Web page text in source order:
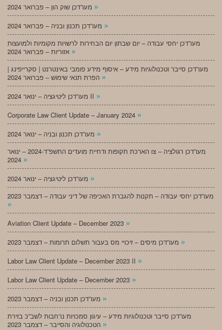
»
»
מעו”דכן יחסי עבודה – יום שבתון יום הבחירות לרשויות מקומיות ולמועצות
»
מעו”דכן סייבר וטכנולוגיות מידע – איסוף מידע פומבי באינטרנט | סקרייפינג |
»
מעו”דכן ליטיגציה – ינואר 2024 II »
Corporate Law Client Update – January 2024 »
»
מעו”דכן רגולציה – צו הארכת תקופות ודחיית מועדים התשפ”ד-2024 – ינואר
»
»
מעו”דכן יחסי עבודה – תקנות להגברת האכיפה של דיני עבודה – דצמבר 2023
»
Aviation Client Update – December 2023 »
»
Labor Law Client Update – December 2023 II »
Labor Law Client Update – December 2023 »
»
מעו”דכן סייבר וטכנולוגיות מידע – עיגון סמכויות נרחבות לשב”כ בזירת
»